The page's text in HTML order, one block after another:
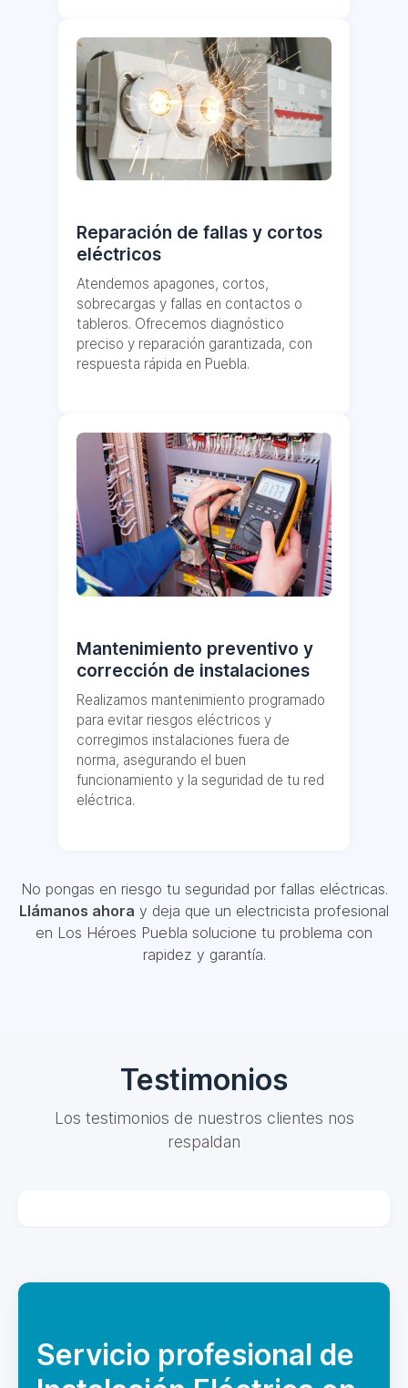
Reparación de fallas y cortos
eléctricos
Atendemos apagones, cortos,
sobrecargas y fallas en contactos o
tableros. Ofrecemos diagnóstico
preciso y reparación garantizada, con
respuesta rápida en Puebla.
Mantenimiento preventivo y
corrección de instalaciones
Realizamos mantenimiento programado
para evitar riesgos eléctricos y
corregimos instalaciones fuera de
norma, asegurando el buen
funcionamiento y la seguridad de tu red
eléctrica.
No pongas en riesgo tu seguridad por fallas eléctricas.
Llámanos ahora y deja que un electricista profesional
en Los Héroes Puebla solucione tu problema con
rapidez y garantía.
Testimonios
Los testimonios de nuestros clientes nos
respaldan
Servicio profesional de